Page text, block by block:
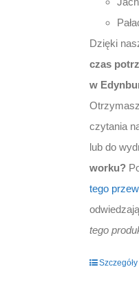
Dzięki
czas
w
czytania
lub do
worku?
tego
tego
Szczegóły